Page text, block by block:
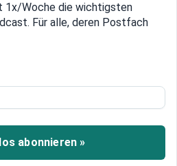
Magazin China
nennt
in letzter Zeit kein Blatt
meint, dass Kanzlerin
Vasallin“ sei. Die
1x/Woche die wichtigsten
Für alle, deren Postfach
abonnieren »